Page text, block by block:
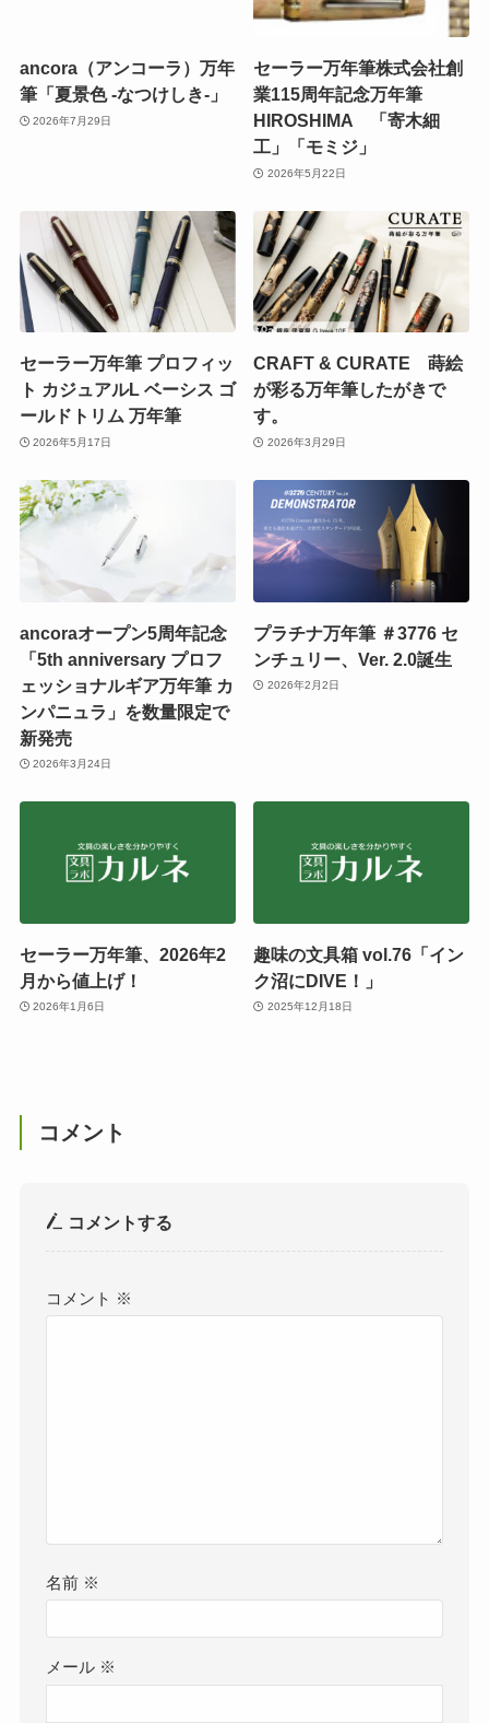
ancora（アンコーラ）万年
筆「夏景色 -なつけしき-」
2026年7月29日
セーラー万年筆株式会社創
業115周年記念万年筆
HIROSHIMA 「寄木細
工」「モミジ」
2026年5月22日
セーラー万年筆 プロフィッ
ト カジュアルL ベーシス ゴ
ールドトリム 万年筆
2026年5月17日
CRAFT & CURATE 蒔絵
が彩る万年筆したがきで
す。
2026年3月29日
ancoraオープン5周年記念
「5th anniversary プロフ
ェッショナルギア万年筆 カ
ンパニュラ」を数量限定で
新発売
2026年3月24日
プラチナ万年筆 ＃3776 セ
ンチュリー、Ver. 2.0誕生
2026年2月2日
セーラー万年筆、2026年2
月から値上げ！
2026年1月6日
趣味の文具箱 vol.76「イン
ク沼にDIVE！」
2025年12月18日
コメント
コメントする
コメント ※
名前 ※
メール ※